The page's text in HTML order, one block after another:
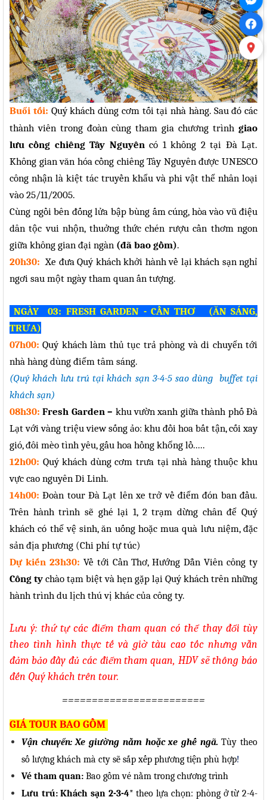
Buổi tối: Quý khách dùng cơm tối tại nhà hàng. Sau đó các
thành viên trong đoàn cùng tham gia chương trình giao
lưu cồng chiêng Tây Nguyêncó 1 không 2 tại Đà Lạt.
Không gian văn hóa cồng chiêng Tây Nguyên được UNESCO
công nhận là kiệt tác truyền khẩu và phi vật thể nhân loại
vào 25/11/2005.
Cùng ngồi bên đống lửa bập bùng ấm cúng, hòa vào vũ điệu
dân tộc vui nhộn, thuởng thức chén rượu cần thơm ngon
giữa không gian đại ngàn (đã bao gồm).
20h30: Xe đưa Quý khách khởi hành về lại khách sạn nghỉ
ngơi sau một ngày tham quan ấn tượng.
NGÀY 03: FRESH GARDEN - CẦN THƠ (ĂN SÁNG,
TRƯA)
07h00:Quý khách làm thủ tục trả phòng và di chuyển tới
nhà hàng dùng điểm tâm sáng.
(Quý khách lưu trú tại khách sạn 3-4-5 sao dùng buffet tại
khách sạn)
08h30:Fresh Garden – khu vườn xanh giữa thành phố Đà
Lạt với vàng triệu view sống ảo: khu đồi hoa bất tận, cối xay
gió, đôi mèo tình yêu, gấu hoa hồng khổng lồ.....
12h00: Quý khách dùng cơm trưa tại nhà hàng thuộc khu
vực cao nguyên Di Linh.
14h00:Đoàn tour Đà Lạt lên xe trở về điểm đón ban đầu.
Trên hành trình sẽ ghé lại 1, 2 trạm dừng chân để Quý
khách có thể vệ sinh, ăn uống hoặc mua quà lưu niệm, đặc
sản địa phương (Chi phí tự túc)
Dự kiến 23h30: Về tới Cần Thơ, Hướng Dẫn Viên công ty
Công ty chào tạm biệt và hẹn gặp lại Quý khách trên những
hành trình du lịch thú vị khác của công ty.
Lưu ý: thứ tự các điểm tham quan có thể thay đổi tùy
theo tình hình thực tế và giờ tàu cao tốc nhưng vẫn
đảm bảo đầy đủ các điểm tham quan, HDV sẽ thông báo
đến Quý khách trên tour.
========================
GIÁ TOUR BAO GỒM
Vận chuyển:Xe giường nằm hoặc xe ghế ngã.Tùy theo
số lượng khách mà cty sẽ sắp xếp phương tiện phù hợp!
Vé tham quan: Bao gồm vé nằm trong chương trình
Lưu trú:Khách sạn 2-3-4* theo lựa chọn: phòng ở từ 2-4-